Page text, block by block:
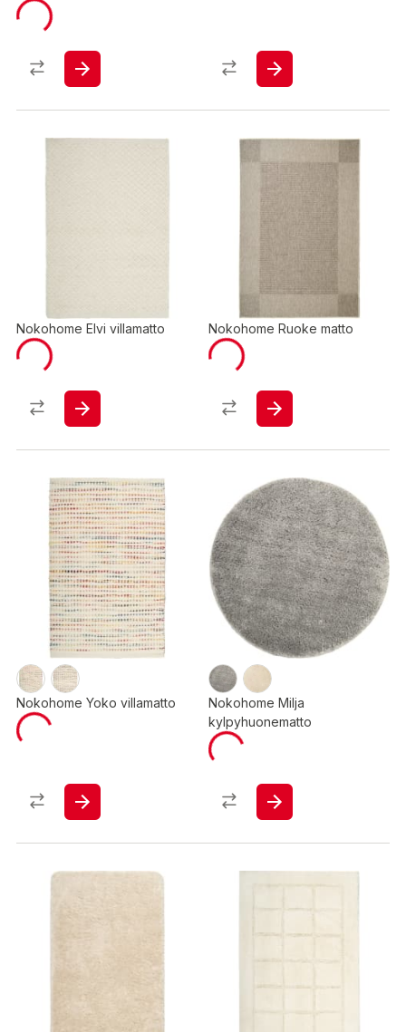
Nokohome Elvi villamatto Nokohome Ruoke matto
Nokohome Yoko villamatto
Nokohome Milja
kylpyhuonematto